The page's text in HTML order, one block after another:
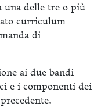
una delle tre o più
curriculum
di
ai due bandi
e i componenti dei